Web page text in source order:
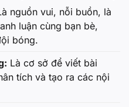
nguồn vui, nỗi buồn, là
luận cùng bạn bè,
bóng.
Là cơ sở để viết bài
tích và tạo ra các nội